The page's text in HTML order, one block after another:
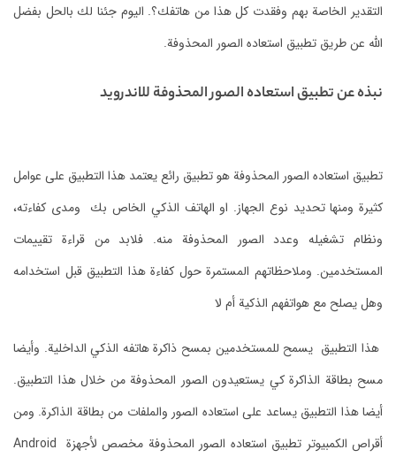
التقدير الخاصة بهم وفقدت كل هذا من هاتفك؟. اليوم جئنا لك بالحل بفضل
الله عن طريق تطبيق استعاده الصور المحذوفة.
نبذه عن تطبيق استعاده الصور المحذوفة للاندرويد
تطبيق استعاده الصور المحذوفة هو تطبيق رائعيعتمد هذا التطبيق على عوامل
كثيرة ومنها تحديد نوع الجهاز. او الهاتف الذكي الخاص بك ومدى كفاءته،
ونظام تشغيله وعدد الصور المحذوفة منه. فلابد من قراءة تقييمات
المستخدمين. وملاحظاتهم المستمرة حول كفاءة هذا التطبيق قبل استخدامه
وهل يصلح مع هواتفهم الذكية أم لا
هذا التطبيق يسمح للمستخدمين بمسح ذاكرة هاتفه الذكي الداخلية. وأيضا
مسح بطاقة الذاكرة كي يستعيدون الصور المحذوفة من خلال هذا التطبيق.
أيضا هذا التطبيق يساعد على استعاده الصور والملفات من بطاقة الذاكرة. ومن
أقراص الكمبيوتر
تطبيق استعاده الصور المحذوفة مخصص لأجهزة Android